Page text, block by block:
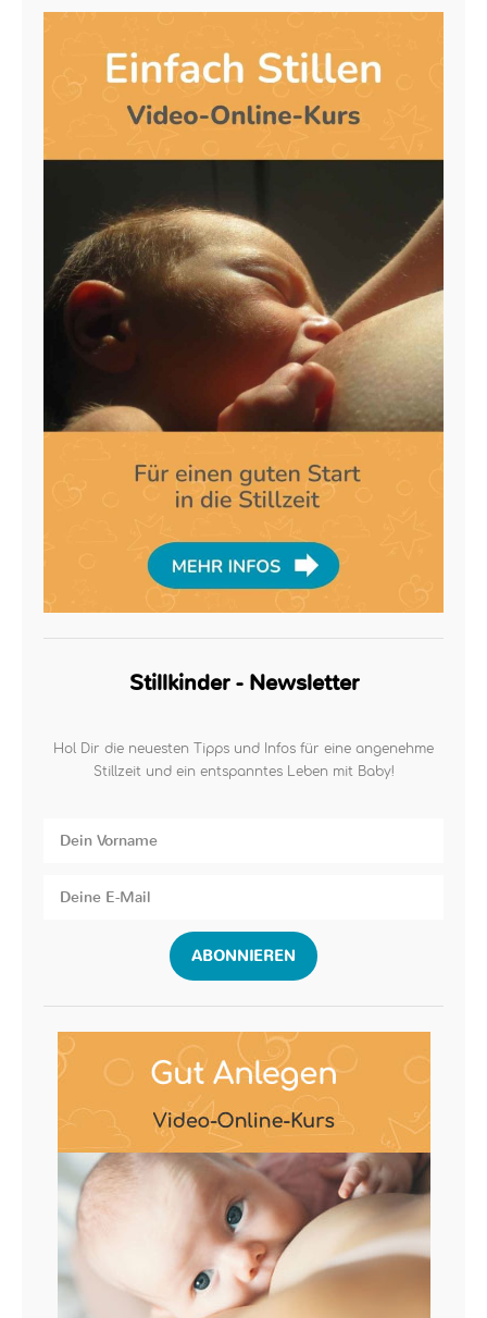
Stillkinder - Newsletter
Hol Dir die neuesten Tipps und Infos für eine angenehme
Stillzeit und ein entspanntes Leben mit Baby!
ABONNIEREN